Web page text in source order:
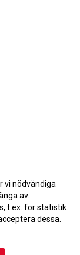
vi nödvändiga
av.
t.ex. för statistik
dessa.